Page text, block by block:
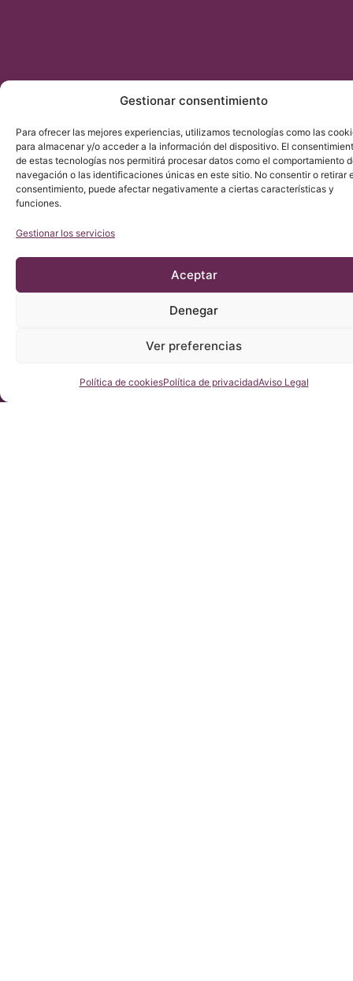
Gestionar consentimiento
Para ofrecer las mejores experiencias, utilizamos tecnologías como las
para almacenar y/o acceder a la información del dispositivo. El
de estas tecnologías nos permitirá procesar datos como el comportamiento
navegación o las identificaciones únicas en este sitio. No consentir o retirar
consentimiento, puede afectar negativamente a ciertas características y
funciones.
Gestionar los servicios
Aceptar
Denegar
Ver preferencias
Política de cookiesPolítica de privacidadAviso Legal
Consúltenos